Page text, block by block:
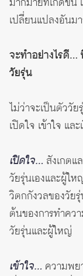
มากมายที่เกิดขึ้น
เปลี่ยนแปลงอันม
จะทำอย่างไรดี…
วัยรุ่น
ไม่ว่าจะเป็นตัววั
เปิดใจ เข้าใจ และ
เปิดใจ… สังเกตแ
วัยรุ่นเองและผู้ใ
วิตกกังวลของวัย
ต้นของการทำคว
วัยรุ่นและผู้ใหญ่
เข้าใจ… ความพย